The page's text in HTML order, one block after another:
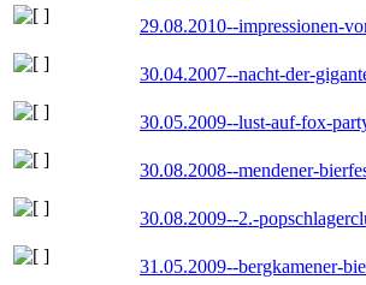
29.08.2010--impressionen-
30.04.2007--nacht-der-
30.05.2009--lust-auf-fox-
30.08.2008--mendener-
30.08.2009--2.-
31.05.2009--bergkamener-